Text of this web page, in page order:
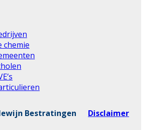
chemie
Bestratingen Disclaimer